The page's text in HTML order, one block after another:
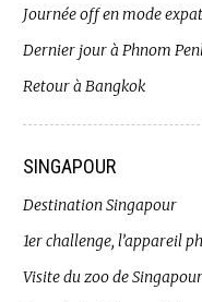
Journée off en mode
Dernier jour à Phnom
Retour à Bangkok
SINGAPOUR
Destination Singapour
1er challenge, l’appareil
Visite du zoo de